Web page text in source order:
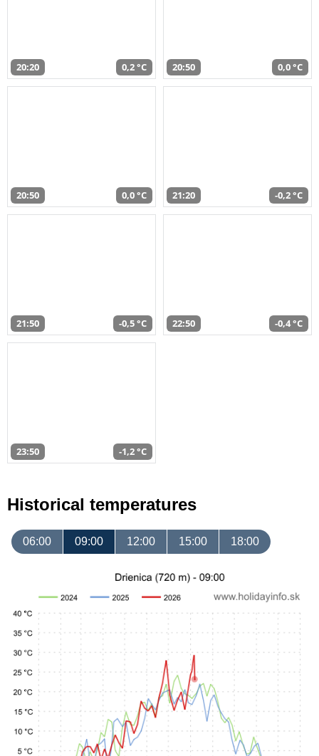
20:20 0,2 °C 20:50 0,0 °C
20:50 0,0 °C 21:20 -0,2 °C
21:50 -0,5 °C 22:50 -0,4 °C
23:50 -1,2 °C
Historical temperatures
06:00 09:00 12:00 15:00 18:00